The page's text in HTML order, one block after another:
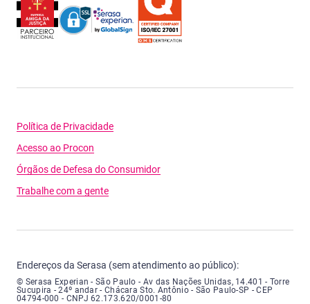
Política de Privacidade
Acesso ao Procon
Órgãos de Defesa do Consumidor
Trabalhe com a gente
Endereços da Serasa (sem atendimento ao público):
Serasa Experian - São Paulo - Endereço: Avenida das Nações Unidas,
© Serasa Experian - São Paulo - Av das Nações Unidas, 14.401 - Torre
Sucupira - 24º andar - Chácara Sto. Antônio - São Paulo-SP - CEP
04794-000 - CNPJ 62.173.620/0001-80